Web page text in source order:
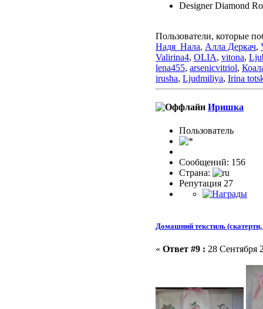
Designer Diamond
Пользователи, которые
Надя_Нала, Алла Деркач,
Valirina4, OLIA, vitona,
lena455, arsenicvitriol,
irusha, Ljudmiliya, Irina
Иришка
Пользовaтeль
Сообщений: 156
Страна:
Репутация 27
Домашний текстиль
« Ответ #9 : 28 Сентября